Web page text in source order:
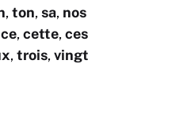
, ton, sa, nos
ce, cette, ces
, trois, vingt